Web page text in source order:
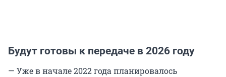
Будут готовы к передаче в 2026 году
— Уже в начале 2022 года планировалось